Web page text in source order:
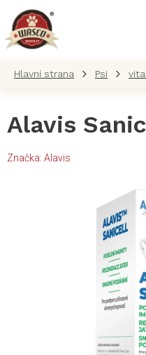
obsah
Psi
Alavis
Značka: Alavis